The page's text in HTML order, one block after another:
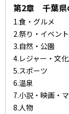
第2章 千葉県
1.食・グルメ
2.祭り・イベント
3.自然・公園
4.レジャー・文
5.スポーツ
6.温泉
7.小説・映画・
8.人物